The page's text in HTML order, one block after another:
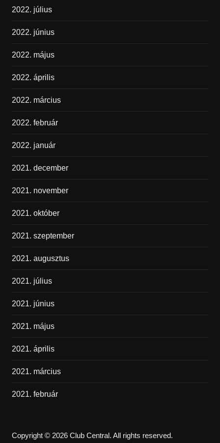
2022. július
2022. június
2022. május
2022. április
2022. március
2022. február
2022. január
2021. december
2021. november
2021. október
2021. szeptember
2021. augusztus
2021. július
2021. június
2021. május
2021. április
2021. március
2021. február
Copyright © 2026 Club Central. All rights reserved.